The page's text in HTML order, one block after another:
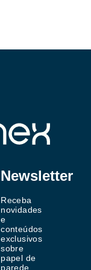
Newsletter
Receba
novidades
e
conteúdos
exclusivos
sobre
papel de
parede